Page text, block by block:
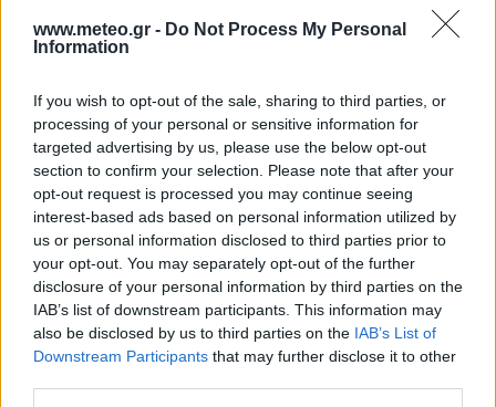
www.meteo.gr - Do Not Process My Personal
Information
If you wish to opt-out of the sale, sharing to third parties, or
processing of your personal or sensitive information for
targeted advertising by us, please use the below opt-out
section to confirm your selection. Please note that after your
opt-out request is processed you may continue seeing
interest-based ads based on personal information utilized by
us or personal information disclosed to third parties prior to
your opt-out. You may separately opt-out of the further
disclosure of your personal information by third parties on the
IAB’s list of downstream participants. This information may
also be disclosed by us to third parties on the IAB’s List of
Downstream Participants that may further disclose it to other
00:00
28°C
48%υγρ.
6 Μπφ B
03:00
25 °C
56% υγρ.
5 Μπφ B
35 Km/h
55 km/h ΚΑΘΑΡΟΣ
06:00
24°C
53%υγρ.
6 Μπφ B
45 Km/h
ΚΑΘΑΡΟΣ
09:00
26°C
49%υγρ.
6 Μπφ B
45 Km/h
70km/h ΚΑΘΑΡΟΣ
30°C
υγρ.
6 Μπφ B
70km/h